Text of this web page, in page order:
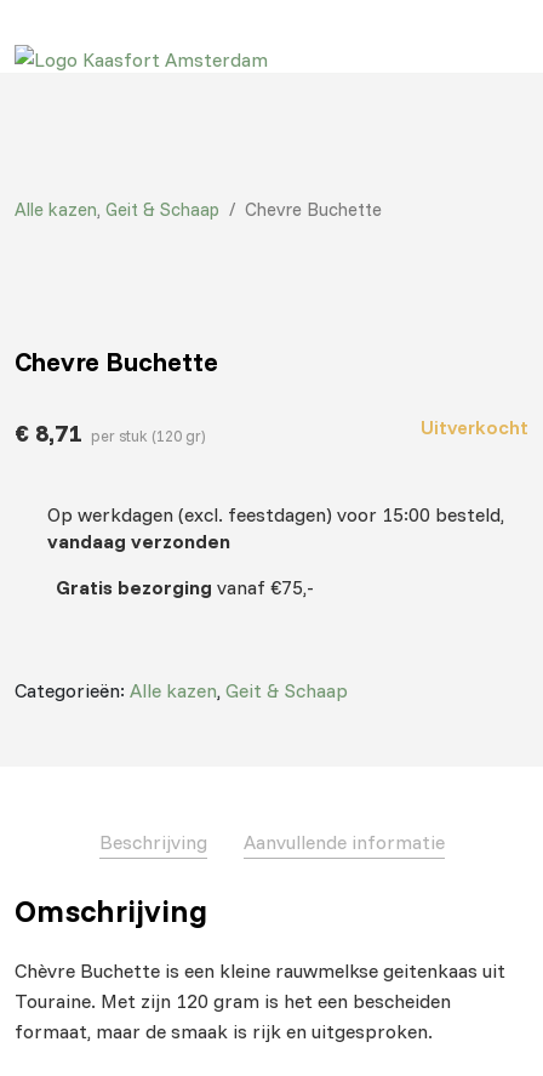
Alle kazen, Geit & Schaap / Chevre Buchette
Chevre Buchette
€ 8,71 per stuk (120 gr) Uitverkocht
Op werkdagen (excl. feestdagen) voor 15:00 besteld,
vandaag verzonden
Gratis bezorging vanaf €75,-
Categorieën: Alle kazen, Geit & Schaap
Beschrijving Aanvullende informatie
Omschrijving
Chèvre Buchette is een kleine rauwmelkse geitenkaas uit
Touraine. Met zijn 120 gram is het een bescheiden
formaat, maar de smaak is rijk en uitgesproken.